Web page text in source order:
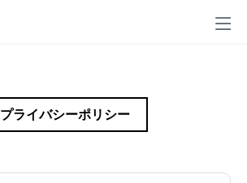
プライバシーポリシー